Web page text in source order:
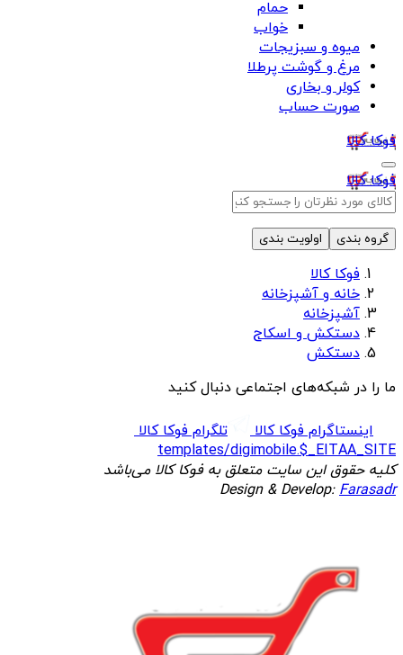
حمام
خواب
میوه و سبزیجات
مرغ و گوشت پرطلا
کولر و بخاری
صورت حساب
فوکا کالا
فوکا کالا
گروه بندی اولویت بندی
فوکا کالا
خانه و آشپزخانه
آشپزخانه
دستکش و اسکاج
دستکش
ما را در شبکه‌های اجتماعی دنبال کنید
اینستاگرام فوکا کالا
تلگرام فوکا کالا
templates/digimobile.$_EITAA_SITE
کلیه حقوق این سایت متعلق به فوکا کالا می‌باشد
Design & Develop:Farasadr